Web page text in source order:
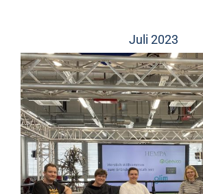
Juli 2023